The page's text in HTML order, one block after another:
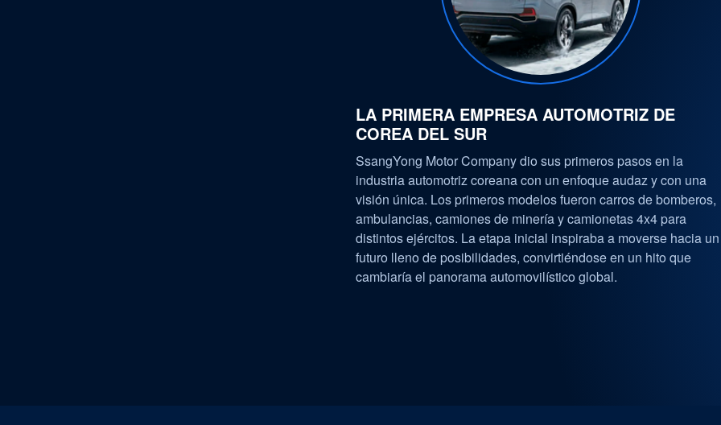
LA PRIMERA EMPRESA AUTOMOTRIZ DE
COREA DEL SUR
SsangYong Motor Company dio sus primeros pasos en la
industria automotriz coreana con un enfoque audaz y con una
visión única. Los primeros modelos fueron carros de bomberos,
ambulancias, camiones de minería y camionetas 4x4 para
distintos ejércitos. La etapa inicial inspiraba a moverse hacia un
futuro lleno de posibilidades, convirtiéndose en un hito que
cambiaría el panorama automovilístico global.